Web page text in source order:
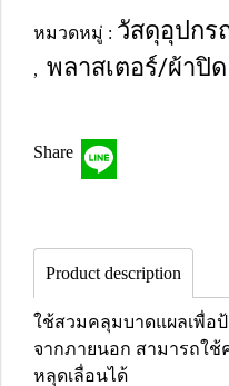
หมวดหมู่ : วัสดุอุปกร
, พลาสเตอร์/ผ้าปิ
Share
Product description
ใช้สวมคลุมบาดแผลเพื่อ
จากภายนอก สามารถใ
หลุดเลื่อนได้